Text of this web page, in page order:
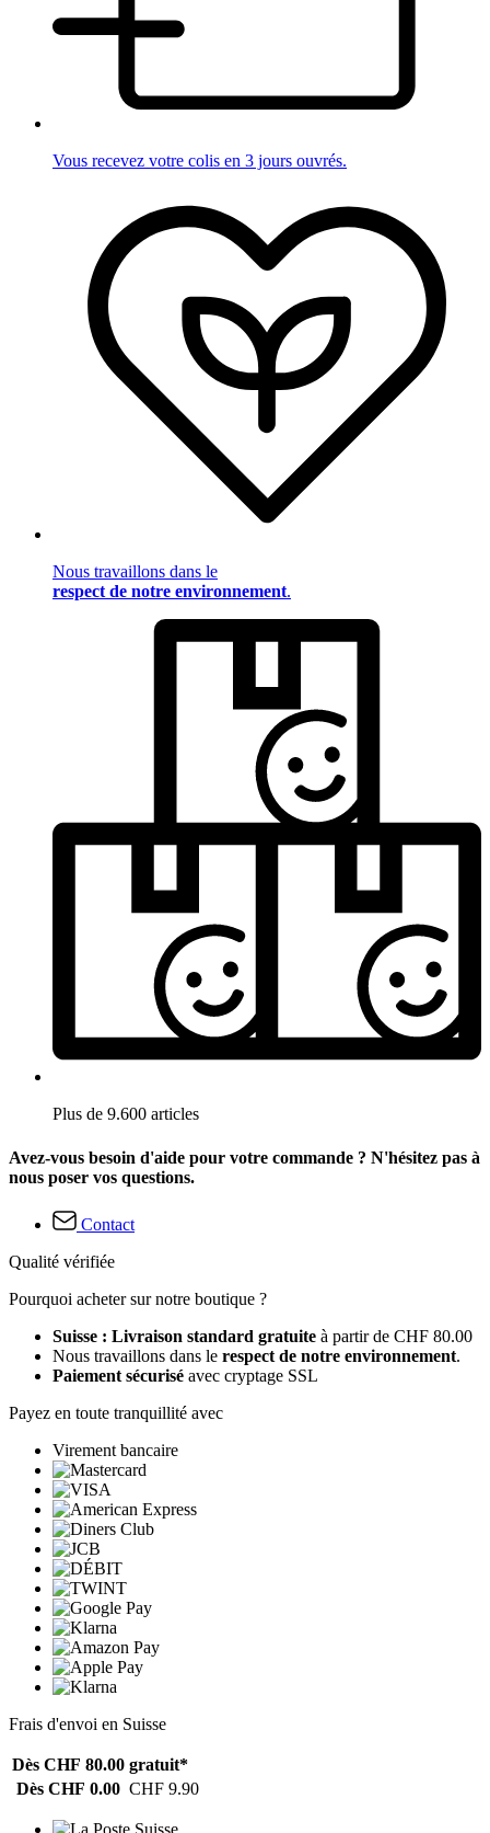
Vous recevez votre colis en 3 jours ouvrés.
Nous travaillons dans le
respect de notre environnement.
Plus de 9.600 articles
Avez-vous besoin d'aide pour votre commande ? N'hésitez pas à
nous poser vos questions.
Contact
Qualité vérifiée
Pourquoi acheter sur notre boutique ?
Suisse : Livraison standard gratuite à partir de CHF 80.00
Nous travaillons dans le respect de notre environnement.
Paiement sécurisé avec cryptage SSL
Payez en toute tranquillité avec
Virement bancaire
Frais d'envoi en Suisse
Dès CHF 80.00 gratuit*
Dès CHF 0.00 CHF 9.90